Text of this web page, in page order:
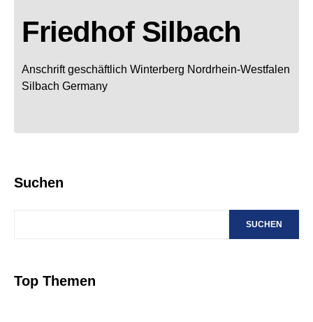
Friedhof Silbach
Anschrift geschäftlich Winterberg Nordrhein-Westfalen
Silbach Germany
Suchen
SUCHEN
Top Themen